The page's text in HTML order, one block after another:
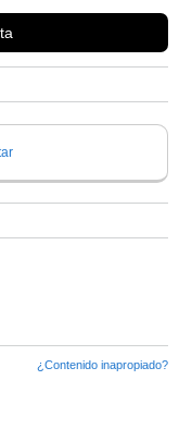
40exposiciones
¿Contenido inapropiado?